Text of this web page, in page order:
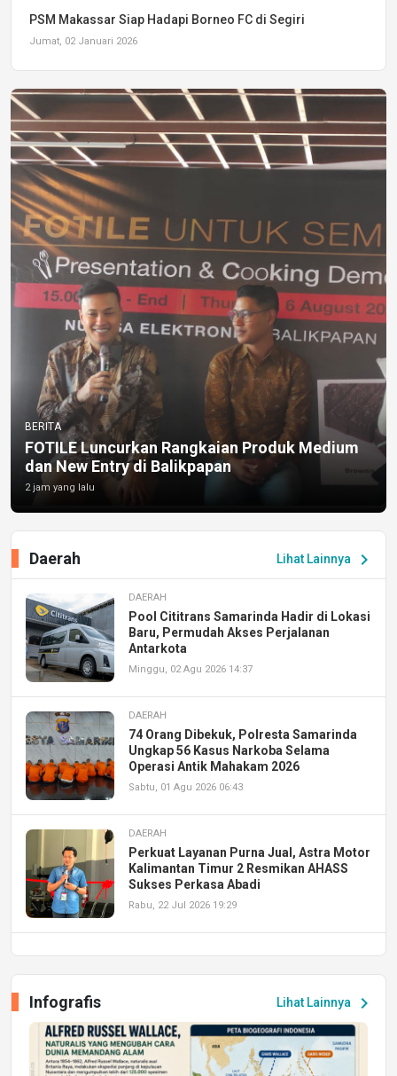
PSM Makassar Siap Hadapi Borneo FC di Segiri
Jumat, 02 Januari 2026
BERITA
FOTILE Luncurkan Rangkaian Produk Medium
dan New Entry di Balikpapan
2 jam yang lalu
Lihat Lainnya chevron_right
Daerah
DAERAH
Pool Cititrans Samarinda Hadir di Lokasi
Baru, Permudah Akses Perjalanan
Antarkota
Minggu, 02 Agu 2026 14:37
DAERAH
74 Orang Dibekuk, Polresta Samarinda
Ungkap 56 Kasus Narkoba Selama
Operasi Antik Mahakam 2026
Sabtu, 01 Agu 2026 06:43
DAERAH
Perkuat Layanan Purna Jual, Astra Motor
Kalimantan Timur 2 Resmikan AHASS
Sukses Perkasa Abadi
Rabu, 22 Jul 2026 19:29
Peluang Kerja dan Magang
Jumat, 17 Jul 2026 22:30
DAERAH
Lihat Lainnya chevron_right
Infografis